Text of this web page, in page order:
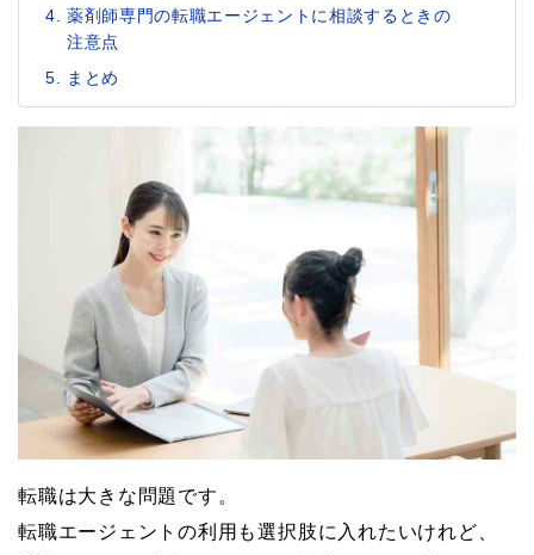
薬剤師専門の転職エージェントに相談するときの
注意点
まとめ
転職は大きな問題です。
転職エージェントの利用も選択肢に入れたいけれど、